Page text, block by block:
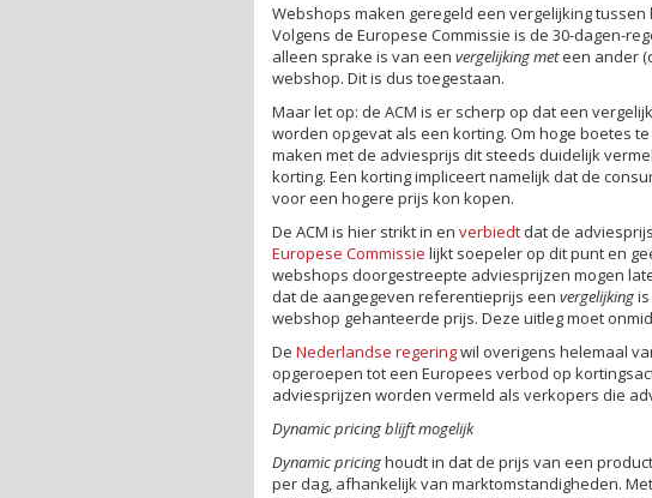
Webshops maken geregeld een vergelijking
Volgens de Europese Commissie is de 30-dagen-
alleen sprake is van een vergelijking meteen ander
webshop. Dit is dus toegestaan.
Maar let op: de ACM is er scherp op dat een
worden opgevat als een korting. Om hoge boetes
maken met de adviesprijs dit steeds duidelijk
korting. Een korting impliceert namelijk dat de
voor een hogere prijs kon kopen.
De ACM is hier strikt in en verbiedt dat de
Europese Commissie lijkt soepeler op dit punt en
webshops doorgestreepte adviesprijzen mogen
dat de aangegeven referentieprijs een vergelijking
webshop gehanteerde prijs. Deze uitleg moet
De Nederlandse regeringwil overigens helemaal
opgeroepen tot een Europees verbod op
adviesprijzen worden vermeld als verkopers die
Dynamic pricing blijft mogelijk
Dynamic pricinghoudt in dat de prijs van een
per dag, afhankelijk van marktomstandigheden.